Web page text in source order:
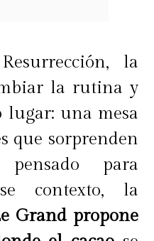
la
la rutina y
lugar: una mesa
que sorprenden
para
contexto, la
Grand propone